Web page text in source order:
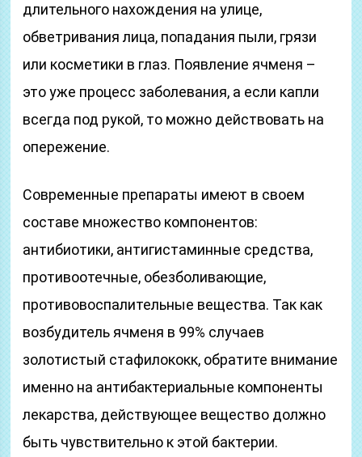
длительного нахождения на улице,
обветривания лица, попадания пыли, грязи
или косметики в глаз. Появление ячменя –
это уже процесс заболевания, а если капли
всегда под рукой, то можно действовать на
опережение.
Современные препараты имеют в своем
составе множество компонентов:
антибиотики, антигистаминные средства,
противоотечные, обезболивающие,
противовоспалительные вещества. Так как
возбудитель ячменя в 99% случаев
золотистый стафилококк, обратите внимание
именно на антибактериальные компоненты
лекарства, действующее вещество должно
быть чувствительно к этой бактерии.